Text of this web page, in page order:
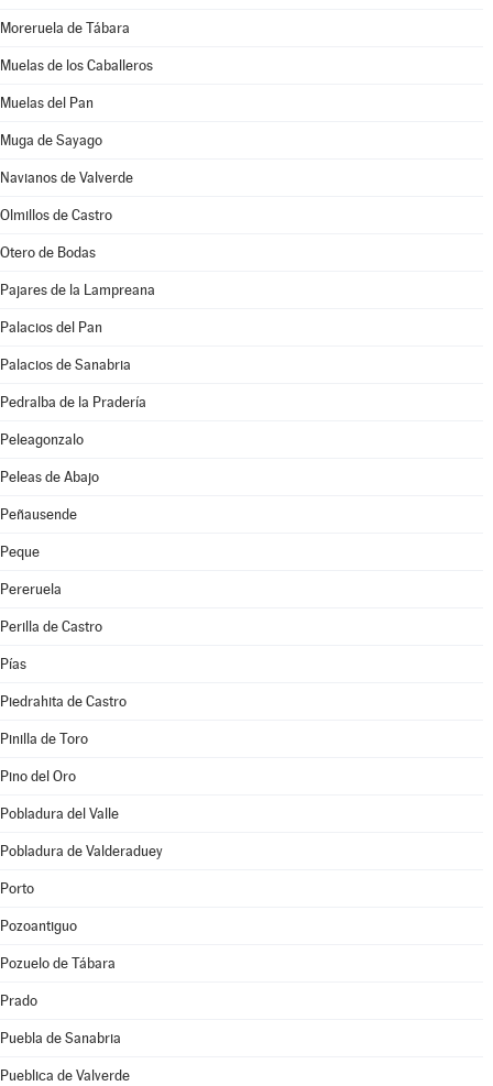
Moreruela de Tábara
Muelas de los Caballeros
Muelas del Pan
Muga de Sayago
Navianos de Valverde
Olmillos de Castro
Otero de Bodas
Pajares de la Lampreana
Palacios del Pan
Palacios de Sanabria
Pedralba de la Pradería
Peleagonzalo
Peleas de Abajo
Peñausende
Peque
Pereruela
Perilla de Castro
Pías
Piedrahita de Castro
Pinilla de Toro
Pino del Oro
Pobladura del Valle
Pobladura de Valderaduey
Porto
Pozoantiguo
Pozuelo de Tábara
Prado
Puebla de Sanabria
Pueblica de Valverde